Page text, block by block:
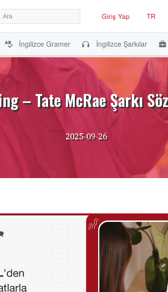
Giriş Yap TR
İngilizce Gramer İngilizce Şarkılar
– Tate McRae Şarkı
2025-09-26